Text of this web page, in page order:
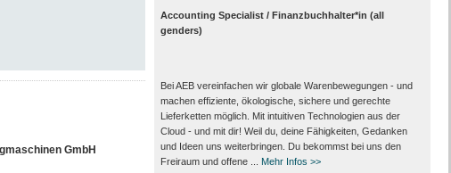
GmbH
Accounting Specialist / Finanzbuchhalter*in (all
genders)
Bei AEB vereinfachen wir globale Warenbewegungen - und
machen effiziente, ökologische, sichere und gerechte
Lieferketten möglich. Mit intuitiven Technologien aus der
Cloud - und mit dir! Weil du, deine Fähigkeiten, Gedanken
und Ideen uns weiterbringen. Du bekommst bei uns den
Freiraum und offene ...
Mehr Infos >>